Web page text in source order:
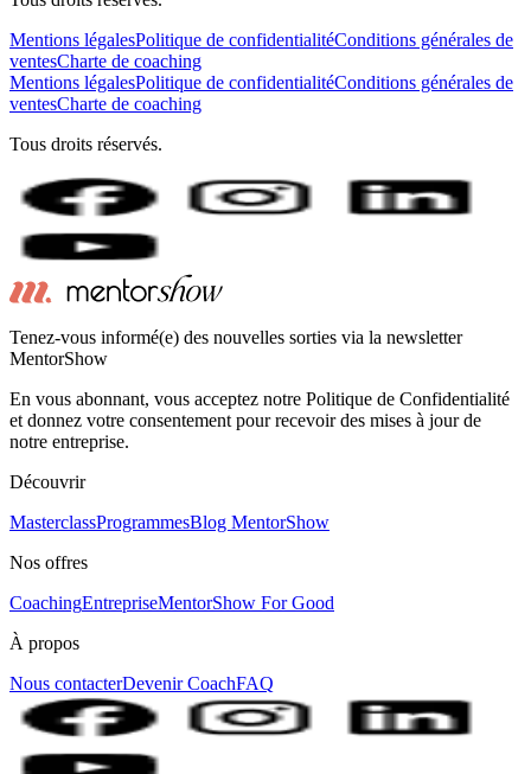
Mentions légalesPolitique de confidentialitéConditions générales de
ventesCharte de coaching
Mentions légalesPolitique de confidentialitéConditions générales de
ventesCharte de coaching
Tous droits réservés.
Tenez-vous informé(e) des nouvelles sorties via la newsletter
MentorShow
En vous abonnant, vous acceptez notre Politique de Confidentialité
et donnez votre consentement pour recevoir des mises à jour de
notre entreprise.
Découvrir
MasterclassProgrammesBlog MentorShow
Nos offres
CoachingEntrepriseMentorShow For Good
À propos
Nous contacterDevenir CoachFAQ